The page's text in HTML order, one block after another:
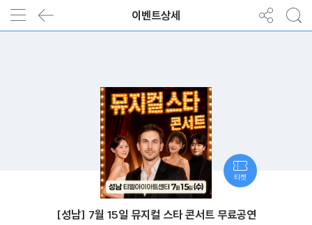
이벤트상세
[성남] 7월 15일 뮤지컬 스타 콘서트 무료공연
티켓